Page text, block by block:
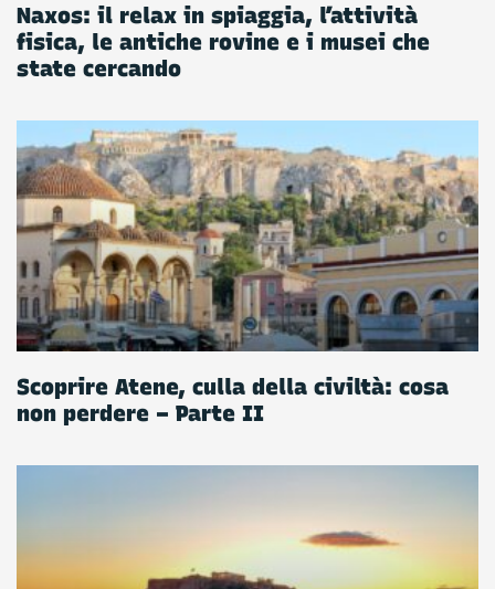
Naxos: il relax in spiaggia, l’attività
fisica, le antiche rovine e i musei che
state cercando
Scoprire Atene, culla della civiltà: cosa
non perdere – Parte II